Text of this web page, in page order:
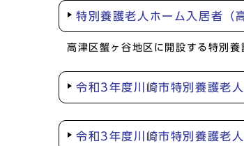
特別養護老人ホーム入居者
高津区蟹ヶ谷地区に開設する特別
令和3年度川崎市特別養護老
令和3年度川崎市特別養護老